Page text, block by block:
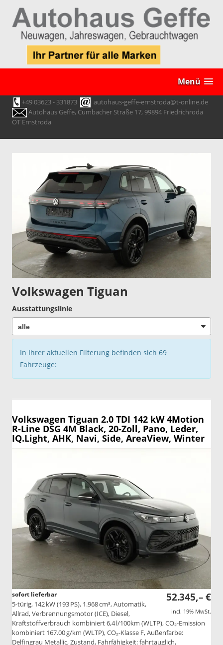
Menü
+49 03623 - 331873
autohaus-geffe-ernstroda@t-online.de
Autohaus Geffe, Cumbacher Straße 17, 99894 Friedrichroda
OT Ernstroda
Volkswagen Tiguan
Ausstattungslinie
In Ihrer aktuellen Filterung befinden sich 69
Fahrzeuge:
Volkswagen Tiguan 2.0 TDI 142 kW 4Motion
R-Line DSG 4M Black, 20-Zoll, Pano, Leder,
IQ.Light, AHK, Navi, Side, AreaView, Winter
52.345,– €
incl. 19% MwSt.
sofort lieferbar
5-türig, 142 kW (193 PS), 1.968 cm³, Automatik,
Allrad, Verbrennungsmotor (ICE), Diesel,
Kraftstoffverbrauch kombiniert 6,4 l/100km (WLTP), CO₂-Emission
kombiniert 167.00 g/km (WLTP), CO₂-Klasse F, Außenfarbe:
Delfingrau Metallic, Zustand, Fahrfähigkeit: fahrtauglich,